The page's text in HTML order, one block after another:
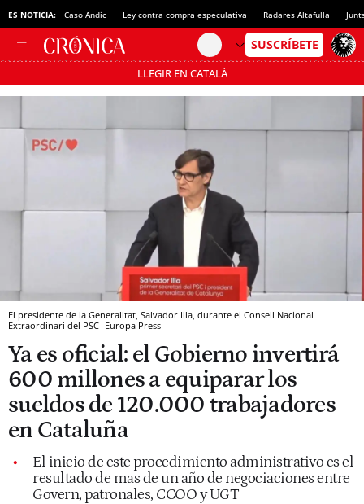
ES NOTICIA: Caso Andic Ley contra compra especulativa Radares Altafulla
LLEGIR EN CATALÀ
Pásate al MODO AHORRO
El presidente de la Generalitat, Salvador Illa, durante el Consell Nacional
Extraordinari del PSC Europa Press
Ya es oficial: el Gobierno invertirá
600 millones a equiparar los
sueldos de 120.000 trabajadores
en Cataluña
El inicio de este procedimiento administrativo es el
resultado de mas de un año de negociaciones entre
Govern, patronales, CCOO y UGT